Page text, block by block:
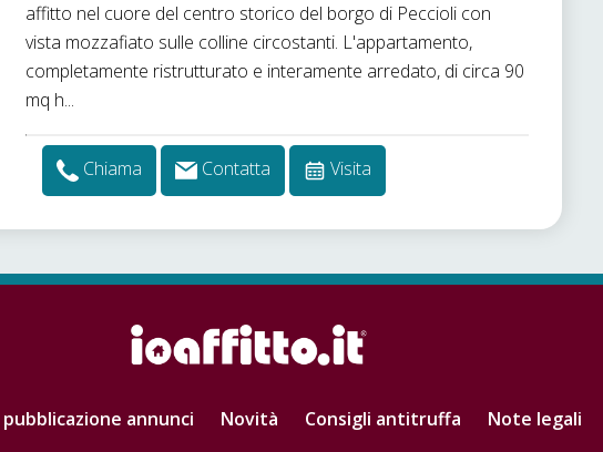
affitto nel cuore del centro storico del borgo di Peccioli con
vista mozzafiato sulle colline circostanti. L'appartamento,
completamente ristrutturato e interamente arredato, di circa 90
mq h...
Chiama Contatta Visita
annunci Novità Consigli antitruffa Note legali